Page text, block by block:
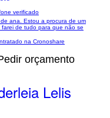
verificado
ana. Estou a procura de um
de tudo para que não se
na Cronoshare
orçamento
Lelis